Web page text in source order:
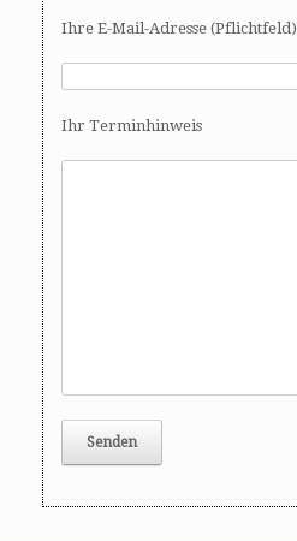
Ihre E-Mail-Adresse (Pflichtfeld)
Ihr Terminhinweis